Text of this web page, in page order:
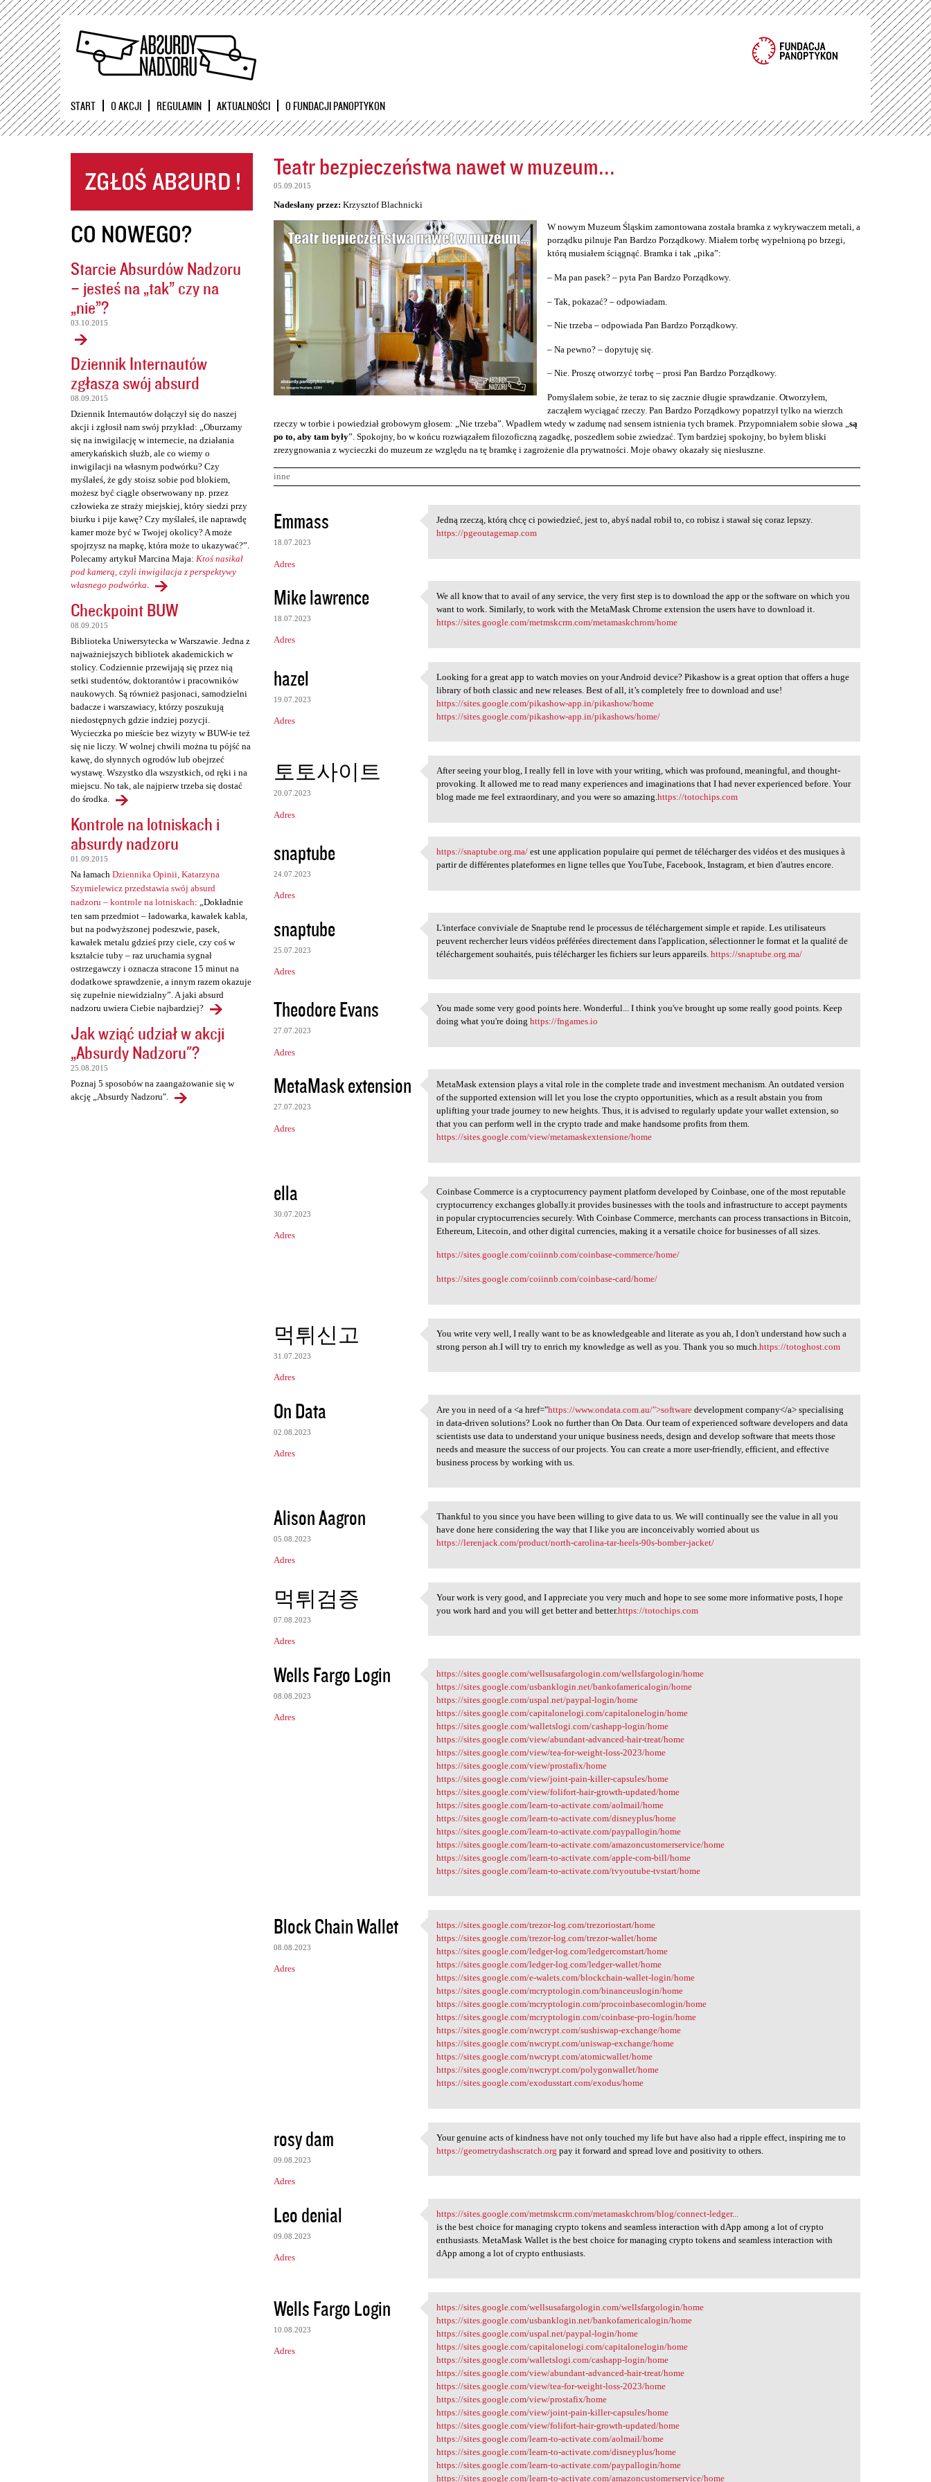
Przejdź
START O AKCJI REGULAMIN AKTUALNOŚCI O FUNDACJI PANOPTYKON
CO NOWEGO?
Starcie Absurdów Nadzoru
– jesteś na „tak” czy na
„nie”?
03.10.2015
Dziennik Internautów
zgłasza swój absurd
08.09.2015
Dziennik Internautów dołączył się do naszej
akcji i zgłosił nam swój przykład: „Oburzamy
się na inwigilację w internecie, na działania
amerykańskich służb, ale co wiemy o
inwigilacji na własnym podwórku? Czy
myślałeś, że gdy stoisz sobie pod blokiem,
możesz być ciągle obserwowany np. przez
człowieka ze straży miejskiej, który siedzi przy
biurku i pije kawę? Czy myślałeś, ile naprawdę
kamer może być w Twojej okolicy? A może
spojrzysz na mapkę, która może to ukazywać?”.
Polecamy artykuł Marcina Maja: Ktoś nasikał
pod kamerą, czyli inwigilacja z perspektywy
własnego podwórka.
Checkpoint BUW
08.09.2015
Biblioteka Uniwersytecka w Warszawie. Jedna z
najważniejszych bibliotek akademickich w
stolicy. Codziennie przewijają się przez nią
setki studentów, doktorantów i pracowników
naukowych. Są również pasjonaci, samodzielni
badacze i warszawiacy, którzy poszukują
niedostępnych gdzie indziej pozycji.
Wycieczka po mieście bez wizyty w BUW-ie też
się nie liczy. W wolnej chwili można tu pójść na
kawę, do słynnych ogrodów lub obejrzeć
wystawę. Wszystko dla wszystkich, od ręki i na
miejscu. No tak, ale najpierw trzeba się dostać
do środka.
Kontrole na lotniskach i
absurdy nadzoru
01.09.2015
Na łamach Dziennika Opinii, Katarzyna
Szymielewicz przedstawia swój absurd
nadzoru – kontrole na lotniskach: „Dokładnie
ten sam przedmiot – ładowarka, kawałek kabla,
but na podwyższonej podeszwie, pasek,
kawałek metalu gdzieś przy ciele, czy coś w
kształcie tuby – raz uruchamia sygnał
ostrzegawczy i oznacza stracone 15 minut na
dodatkowe sprawdzenie, a innym razem okazuje
się zupełnie niewidzialny”. A jaki absurd
nadzoru uwiera Ciebie najbardziej?
Jak wziąć udział w akcji
„Absurdy Nadzoru"?
25.08.2015
Poznaj 5 sposobów na zaangażowanie się w
akcję „Absurdy Nadzoru".
Teatr bezpieczeństwa nawet w muzeum...
05.09.2015
Nadesłany przez: Krzysztof Blachnicki
W nowym Muzeum Śląskim zamontowana została bramka z wykrywaczem metali, a
porządku pilnuje Pan Bardzo Porządkowy. Miałem torbę wypełnioną po brzegi,
którą musiałem ściągnąć. Bramka i tak „pika”:
– Ma pan pasek? – pyta Pan Bardzo Porządkowy.
– Tak, pokazać? – odpowiadam.
– Nie trzeba – odpowiada Pan Bardzo Porządkowy.
– Na pewno? – dopytuję się.
– Nie. Proszę otworzyć torbę – prosi Pan Bardzo Porządkowy.
Pomyślałem sobie, że teraz to się zacznie długie sprawdzanie. Otworzyłem,
zacząłem wyciągać rzeczy. Pan Bardzo Porządkowy popatrzył tylko na wierzch
rzeczy w torbie i powiedział grobowym głosem: „Nie trzeba”. Wpadłem wtedy w zadumę nad sensem istnienia tych bramek. Przypomniałem sobie słowa „ są
po to, aby tam były”. Spokojny, bo w końcu rozwiązałem filozoficzną zagadkę, poszedłem sobie zwiedzać. Tym bardziej spokojny, bo byłem bliski
zrezygnowania z wycieczki do muzeum ze względu na tę bramkę i zagrożenie dla prywatności. Moje obawy okazały się niesłuszne.
inne
K
o
m
e
n
t
r
z
e
Emmass
18.07.2023
Adres
Jedną rzeczą, którą chcę ci
Jedną rzeczą, którą chcę ci powiedzieć, jest to, abyś nadal robił to, co robisz i stawał się coraz lepszy.
https://pgeoutagemap.com
Mike lawrence
18.07.2023
Adres
We all know that to avail of
We all know that to avail of any service, the very first step is to download the app or the software on which you
want to work. Similarly, to work with the MetaMask Chrome extension the users have to download it.
https://sites.google.com/metmskcrm.com/metamaskchrom/home
hazel
19.07.2023
Adres
Looking for a great app to
Looking for a great app to watch movies on your Android device? Pikashow is a great option that offers a huge
library of both classic and new releases. Best of all, it’s completely free to download and use!
https://sites.google.com/pikashow-app.in/pikashow/home
https://sites.google.com/pikashow-app.in/pikashows/home/
토토사이트
20.07.2023
Adres
After seeing your blog, I
After seeing your blog, I really fell in love with your writing, which was profound, meaningful, and thought-
provoking. It allowed me to read many experiences and imaginations that I had never experienced before. Your
blog made me feel extraordinary, and you were so amazing.https://totochips.com
snaptube
24.07.2023
Adres
https://snaptube.org.ma/ est
https://snaptube.org.ma/ est une application populaire qui permet de télécharger des vidéos et des musiques à
partir de différentes plateformes en ligne telles que YouTube, Facebook, Instagram, et bien d'autres encore.
snaptube
25.07.2023
Adres
L'interface conviviale de
L'interface conviviale de Snaptube rend le processus de téléchargement simple et rapide. Les utilisateurs
peuvent rechercher leurs vidéos préférées directement dans l'application, sélectionner le format et la qualité de
téléchargement souhaités, puis télécharger les fichiers sur leurs appareils.https://snaptube.org.ma/
Theodore Evans
27.07.2023
Adres
You made some very good
You made some very good points here. Wonderful... I think you've brought up some really good points. Keep
doing what you're doinghttps://fngames.io
MetaMask extension
27.07.2023
Adres
MetaMask extension plays a
MetaMask extension plays a vital role in the complete trade and investment mechanism. An outdated version
of the supported extension will let you lose the crypto opportunities, which as a result abstain you from
uplifting your trade journey to new heights. Thus, it is advised to regularly update your wallet extension, so
that you can perform well in the crypto trade and make handsome profits from them.
https://sites.google.com/view/metamaskextensione/home
ella
30.07.2023
Adres
Coinbase Commerce is a
Coinbase Commerce is a cryptocurrency payment platform developed by Coinbase, one of the most reputable
cryptocurrency exchanges globally.it provides businesses with the tools and infrastructure to accept payments
in popular cryptocurrencies securely. With Coinbase Commerce, merchants can process transactions in Bitcoin,
Ethereum, Litecoin, and other digital currencies, making it a versatile choice for businesses of all sizes.
https://sites.google.com/coiinnb.com/coinbase-commerce/home/
https://sites.google.com/coiinnb.com/coinbase-card/home/
먹튀신고
31.07.2023
Adres
You write very well, I really
You write very well, I really want to be as knowledgeable and literate as you ah, I don't understand how such a
strong person ah.I will try to enrich my knowledge as well as you. Thank you so much.https://totoghost.com
On Data
02.08.2023
Adres
Are you in need of a <a href=
Are you in need of a <a href="https://www.ondata.com.au/">software development company</a> specialising
in data-driven solutions? Look no further than On Data. Our team of experienced software developers and data
scientists use data to understand your unique business needs, design and develop software that meets those
needs and measure the success of our projects. You can create a more user-friendly, efficient, and effective
business process by working with us.
Alison Aagron
05.08.2023
Adres
Thankful to you since you
Thankful to you since you have been willing to give data to us. We will continually see the value in all you
have done here considering the way that I like you are inconceivably worried about us
https://lerenjack.com/product/north-carolina-tar-heels-90s-bomber-jacket/
먹튀검증
07.08.2023
Adres
Your work is very good, and I
Your work is very good, and I appreciate you very much and hope to see some more informative posts, I hope
you work hard and you will get better and better.https://totochips.com
Wells Fargo Login
08.08.2023
Adres
https://sites.google.com
https://sites.google.com/wellsusafargologin.com/wellsfargologin/home
https://sites.google.com/usbanklogin.net/bankofamericalogin/home
https://sites.google.com/uspal.net/paypal-login/home
https://sites.google.com/capitalonelogi.com/capitalonelogin/home
https://sites.google.com/walletslogi.com/cashapp-login/home
https://sites.google.com/view/abundant-advanced-hair-treat/home
https://sites.google.com/view/tea-for-weight-loss-2023/home
https://sites.google.com/view/prostafix/home
https://sites.google.com/view/joint-pain-killer-capsules/home
https://sites.google.com/view/folifort-hair-growth-updated/home
https://sites.google.com/learn-to-activate.com/aolmail/home
https://sites.google.com/learn-to-activate.com/disneyplus/home
https://sites.google.com/learn-to-activate.com/paypallogin/home
https://sites.google.com/learn-to-activate.com/amazoncustomerservice/home
https://sites.google.com/learn-to-activate.com/apple-com-bill/home
https://sites.google.com/learn-to-activate.com/tvyoutube-tvstart/home
Block Chain Wallet
08.08.2023
Adres
https://sites.google.com
https://sites.google.com/trezor-log.com/trezoriostart/home
https://sites.google.com/trezor-log.com/trezor-wallet/home
https://sites.google.com/ledger-log.com/ledgercomstart/home
https://sites.google.com/ledger-log.com/ledger-wallet/home
https://sites.google.com/e-walets.com/blockchain-wallet-login/home
https://sites.google.com/mcryptologin.com/binanceuslogin/home
https://sites.google.com/mcryptologin.com/procoinbasecomlogin/home
https://sites.google.com/mcryptologin.com/coinbase-pro-login/home
https://sites.google.com/nwcrypt.com/sushiswap-exchange/home
https://sites.google.com/nwcrypt.com/uniswap-exchange/home
https://sites.google.com/nwcrypt.com/atomicwallet/home
https://sites.google.com/nwcrypt.com/polygonwallet/home
https://sites.google.com/exodusstart.com/exodus/home
rosy dam
09.08.2023
Adres
Your genuine acts of kindness
Your genuine acts of kindness have not only touched my life but have also had a ripple effect, inspiring me to
https://geometrydashscratch.org pay it forward and spread love and positivity to others.
Leo denial
09.08.2023
Adres
https://sites.google.com
https://sites.google.com/metmskcrm.com/metamaskchrom/blog/connect-ledger...
is the best choice for managing crypto tokens and seamless interaction with dApp among a lot of crypto
enthusiasts. MetaMask Wallet is the best choice for managing crypto tokens and seamless interaction with
dApp among a lot of crypto enthusiasts.
Wells Fargo Login
10.08.2023
Adres
https://sites.google.com
https://sites.google.com/wellsusafargologin.com/wellsfargologin/home
https://sites.google.com/usbanklogin.net/bankofamericalogin/home
https://sites.google.com/uspal.net/paypal-login/home
https://sites.google.com/capitalonelogi.com/capitalonelogin/home
https://sites.google.com/walletslogi.com/cashapp-login/home
https://sites.google.com/view/abundant-advanced-hair-treat/home
https://sites.google.com/view/tea-for-weight-loss-2023/home
https://sites.google.com/view/prostafix/home
https://sites.google.com/view/joint-pain-killer-capsules/home
https://sites.google.com/view/folifort-hair-growth-updated/home
https://sites.google.com/learn-to-activate.com/aolmail/home
https://sites.google.com/learn-to-activate.com/disneyplus/home
https://sites.google.com/learn-to-activate.com/paypallogin/home
https://sites.google.com/learn-to-activate.com/amazoncustomerservice/home